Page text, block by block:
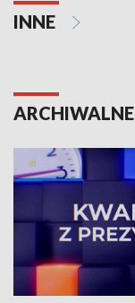
INNE
ARCHIWALNE